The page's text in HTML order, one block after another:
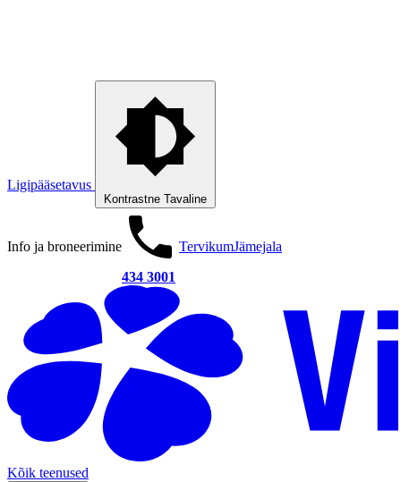
Ligipääsetavus
Kontrastne Tavaline
Info ja broneerimine
434 3001
TervikumJämejala
Kõik teenused